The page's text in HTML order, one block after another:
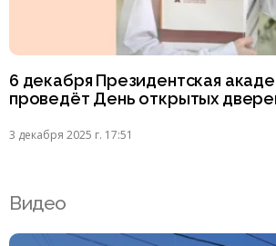
6 декабря Президентская
проведёт День открытых
3 декабря 2025 г. 17:51
Видео